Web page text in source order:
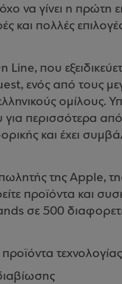
να γίνει η πρώτη
και πολλές
Line, που
ενός από τους
ομίλους.
περισσότερα
και έχει
της Apple,
προϊόντα και
σε 500
τεχνολογίας